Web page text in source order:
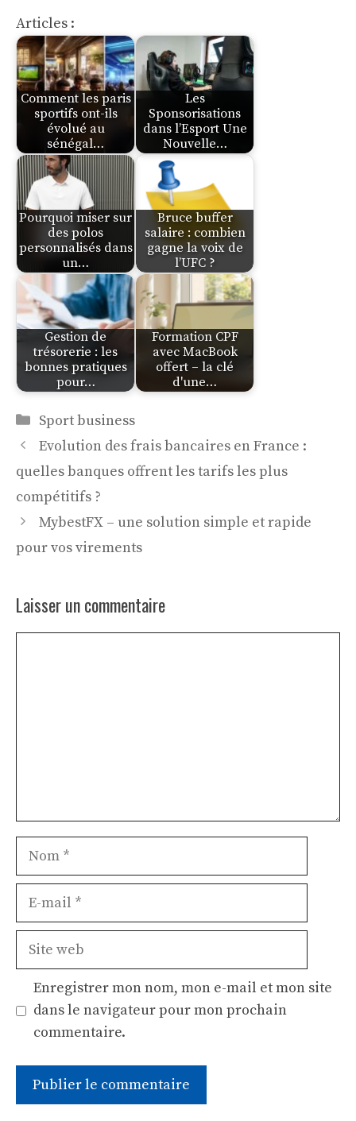
Articles :
Comment les paris
sportifs ont-ils
évolué au
sénégal…
Les
Sponsorisations
dans l’Esport Une
Nouvelle…
Pourquoi miser sur
des polos
personnalisés dans
un…
Bruce buffer
salaire : combien
gagne la voix de
l’UFC ?
Gestion de
trésorerie : les
bonnes pratiques
pour…
Formation CPF
avec MacBook
offert – la clé
d'une…
Catégories
Sport business
Evolution des frais bancaires en France :
quelles banques offrent les tarifs les plus
compétitifs ?
MybestFX – une solution simple et rapide
pour vos virements
Laisser un commentaire
Nom
Site
Enregistrer mon nom, mon e-mail et mon site
dans le navigateur pour mon prochain
commentaire.